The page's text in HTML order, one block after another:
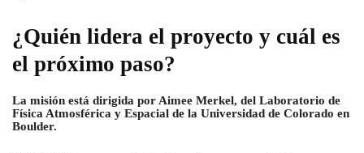
¿Quién lidera el proyecto y cuál es
el próximo paso?
La misión está dirigida por Aimee Merkel, del Laboratorio de
Física Atmosférica y Espacial de la Universidad de Colorado en
Boulder.